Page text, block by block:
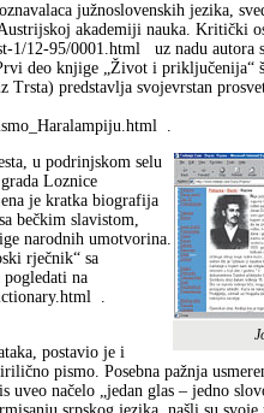
južnoslovenskih jezika,
akademiji nauka. Kritički
1/12-95/0001.html
uz nadu autora
deo knjige „Život i priključenija“
predstavlja svojevrstan
.
u podrinjskom selu
Loznice
je kratka biografija
bečkim slavistom,
narodnih umotvorina.
rječnik“ sa
pogledati na
.
postavio je i
pismo. Posebna pažnja
uveo načelo „jedan glas – jedno